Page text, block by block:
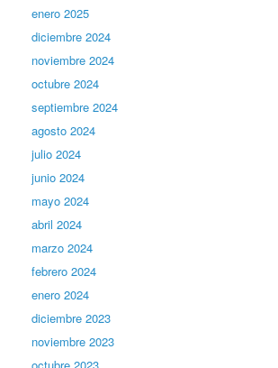
enero 2025
diciembre 2024
noviembre 2024
octubre 2024
septiembre 2024
agosto 2024
julio 2024
junio 2024
mayo 2024
abril 2024
marzo 2024
febrero 2024
enero 2024
diciembre 2023
noviembre 2023
octubre 2023